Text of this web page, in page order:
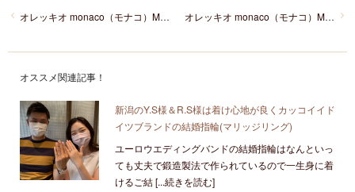
オレッキオ monaco（モナコ）MM‐2017／MM‐2018
オレッキオ monaco（モナコ）MM-2013／MM-2014
オススメ関連記事！
新潟のY.S様＆R.S様は着け心地が良くカッコイイド
イツブランドの結婚指輪(マリッジリング)
ユーロウエディングバンドの結婚指輪はなんといっ
ても丈夫で鍛造製法で作られているので一生身に着
けるご結 [...続きを読む]